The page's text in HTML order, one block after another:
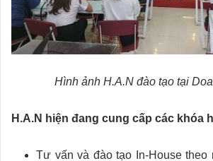
Hình ảnh H.A.N đào tạo tại
H.A.N hiện đang cung cấp các khóa
Tư vấn và đào tạo In-House theo